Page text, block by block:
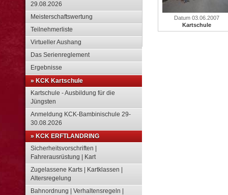
29.08.2026
Meisterschaftswertung
Teilnehmerliste
Virtueller Aushang
Das Serienreglement
Ergebnisse
» KCK Kartschule
Kartschule - Ausbildung für die
Jüngsten
Anmeldung KCK-Bambinischule 29-
30.08.2026
» KCK ERFTLANDRING
Sicherheitsvorschriften |
Fahrerausrüstung | Kart
Zugelassene Karts | Kartklassen |
Altersregelung
Bahnordnung | Verhaltensregeln |
Datum 03.06.2007
Kartschule